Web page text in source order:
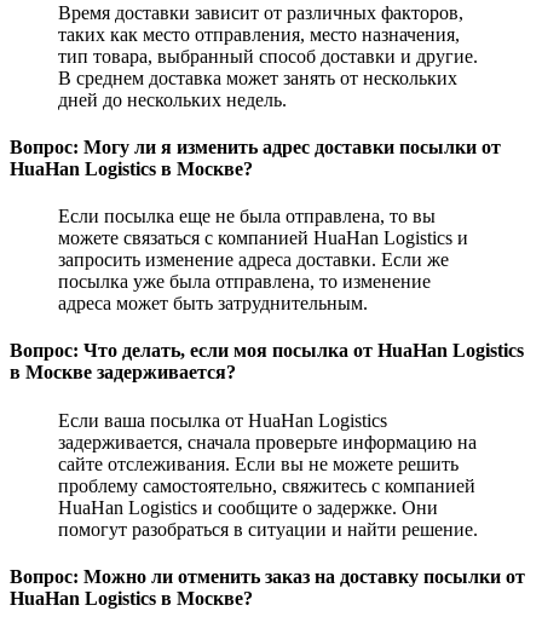
Время доставки зависит от различных факторов,
таких как место отправления, место назначения,
тип товара, выбранный способ доставки и другие.
В среднем доставка может занять от нескольких
дней до нескольких недель.
Вопрос: Могу ли я изменить адрес доставки посылки от
HuaHan Logistics в Москве?
Если посылка еще не была отправлена, то вы
можете связаться с компанией HuaHan Logistics и
запросить изменение адреса доставки. Если же
посылка уже была отправлена, то изменение
адреса может быть затруднительным.
Вопрос: Что делать, если моя посылка от HuaHan Logistics
в Москве задерживается?
Если ваша посылка от HuaHan Logistics
задерживается, сначала проверьте информацию на
сайте отслеживания. Если вы не можете решить
проблему самостоятельно, свяжитесь с компанией
HuaHan Logistics и сообщите о задержке. Они
помогут разобраться в ситуации и найти решение.
Вопрос: Можно ли отменить заказ на доставку посылки от
HuaHan Logistics в Москве?